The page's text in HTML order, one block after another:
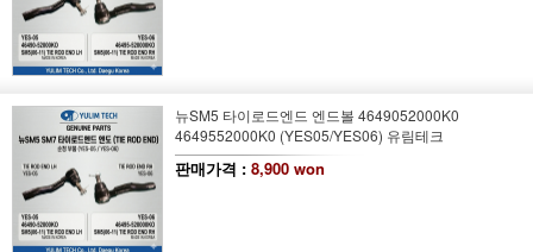
뉴SM5 타이로드엔드 엔드볼 4649052000K0
4649552000K0 (YES05/YES06) 유림테크
판매가격 : 8,900 won